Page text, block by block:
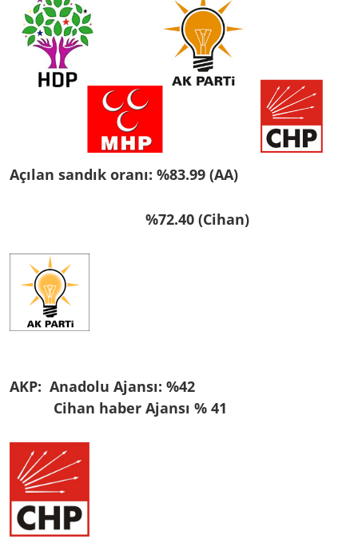
Açılan sandık oranı: %83.99 (AA)
%72.40 (Cihan)
AKP: Anadolu Ajansı: %42
Cihan haber Ajansı % 41